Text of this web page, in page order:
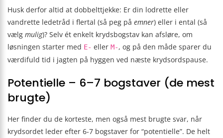
Husk derfor altid at dobbelttjekke: Er din lodrette eller
vandrette ledetråd i flertal (så peg på emner) eller i ental (så
vælg mulig)? Selv ét enkelt krydsbogstav kan afsløre, om
løsningen starter med E- eller M-, og på den måde sparer du
værdifuld tid i jagten på hyggen ved næste krydsordspause.
Potentielle – 6–7 bogstaver (de mest
brugte)
Her finder du de korteste, men også mest brugte svar, når
krydsordet leder efter 6-7 bogstaver for “potentielle”. De helt